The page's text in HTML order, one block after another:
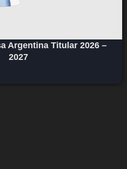
Argentina Titular 2026 –
2027